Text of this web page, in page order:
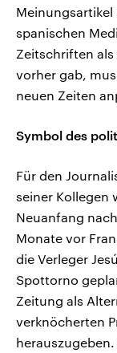
Meinungsartikel
spanischen
Zeitschriften
vorher gab,
neuen Zeiten
Symbol des
Für den
seiner Kollegen
Neuanfang
Monate vor
die Verleger
Spottorno
Zeitung als
verknöcherten